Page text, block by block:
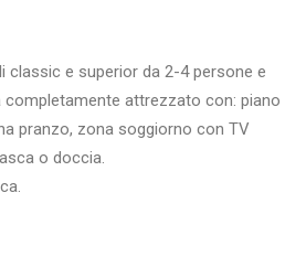
classic e superior da 2-4 persone e
attrezzato con: piano
pranzo, zona soggiorno con TV
o doccia.